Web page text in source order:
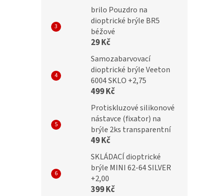
brilo Pouzdro na
dioptrické brýle BR5
béžové
29 Kč
Samozabarvovací
dioptrické brýle Veeton
6004 SKLO +2,75
499 Kč
Protiskluzové silikonové
nástavce (fixator) na
brýle 2ks transparentní
49 Kč
SKLÁDACÍ dioptrické
brýle MINI 62-64 SILVER
+2,00
399 Kč